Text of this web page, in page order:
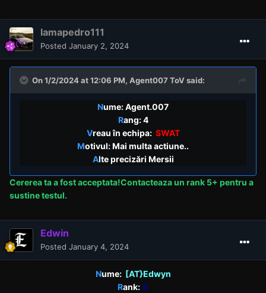
lamapedro111
Posted January 2, 2024
On 1/2/2024 at 12:06 PM,Agent007 ToVsaid:
Nume: Agent.007
Rang: 4
Vreau în echipa: SWAT
Motivul: Mai multa actiune..
Alte precizări Mersii
Cerereata a fost acceptata!Contacteaza un rank 5+ pentru a
sustine testul.
Edwin
Posted January 4, 2024
Nume: [AT}Edwyn
Rank:4